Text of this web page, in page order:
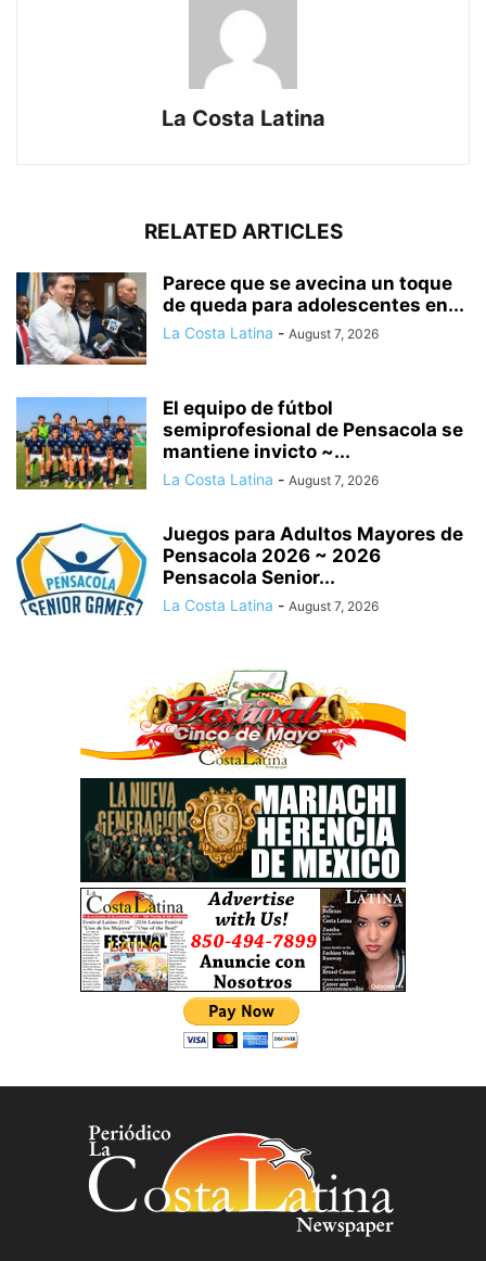
La Costa Latina
RELATED ARTICLES
Parece que se avecina un toque
de queda para adolescentes en...
La Costa Latina - August 7, 2026
El equipo de fútbol
semiprofesional de Pensacola se
mantiene invicto ~...
La Costa Latina - August 7, 2026
Juegos para Adultos Mayores de
Pensacola 2026 ~ 2026
Pensacola Senior...
La Costa Latina - August 7, 2026